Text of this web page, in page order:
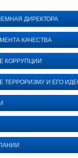
ДИРЕКТОРА
КАЧЕСТВА
КОРРУПЦИИ
ТЕРРОРИЗМУ И ЕГО